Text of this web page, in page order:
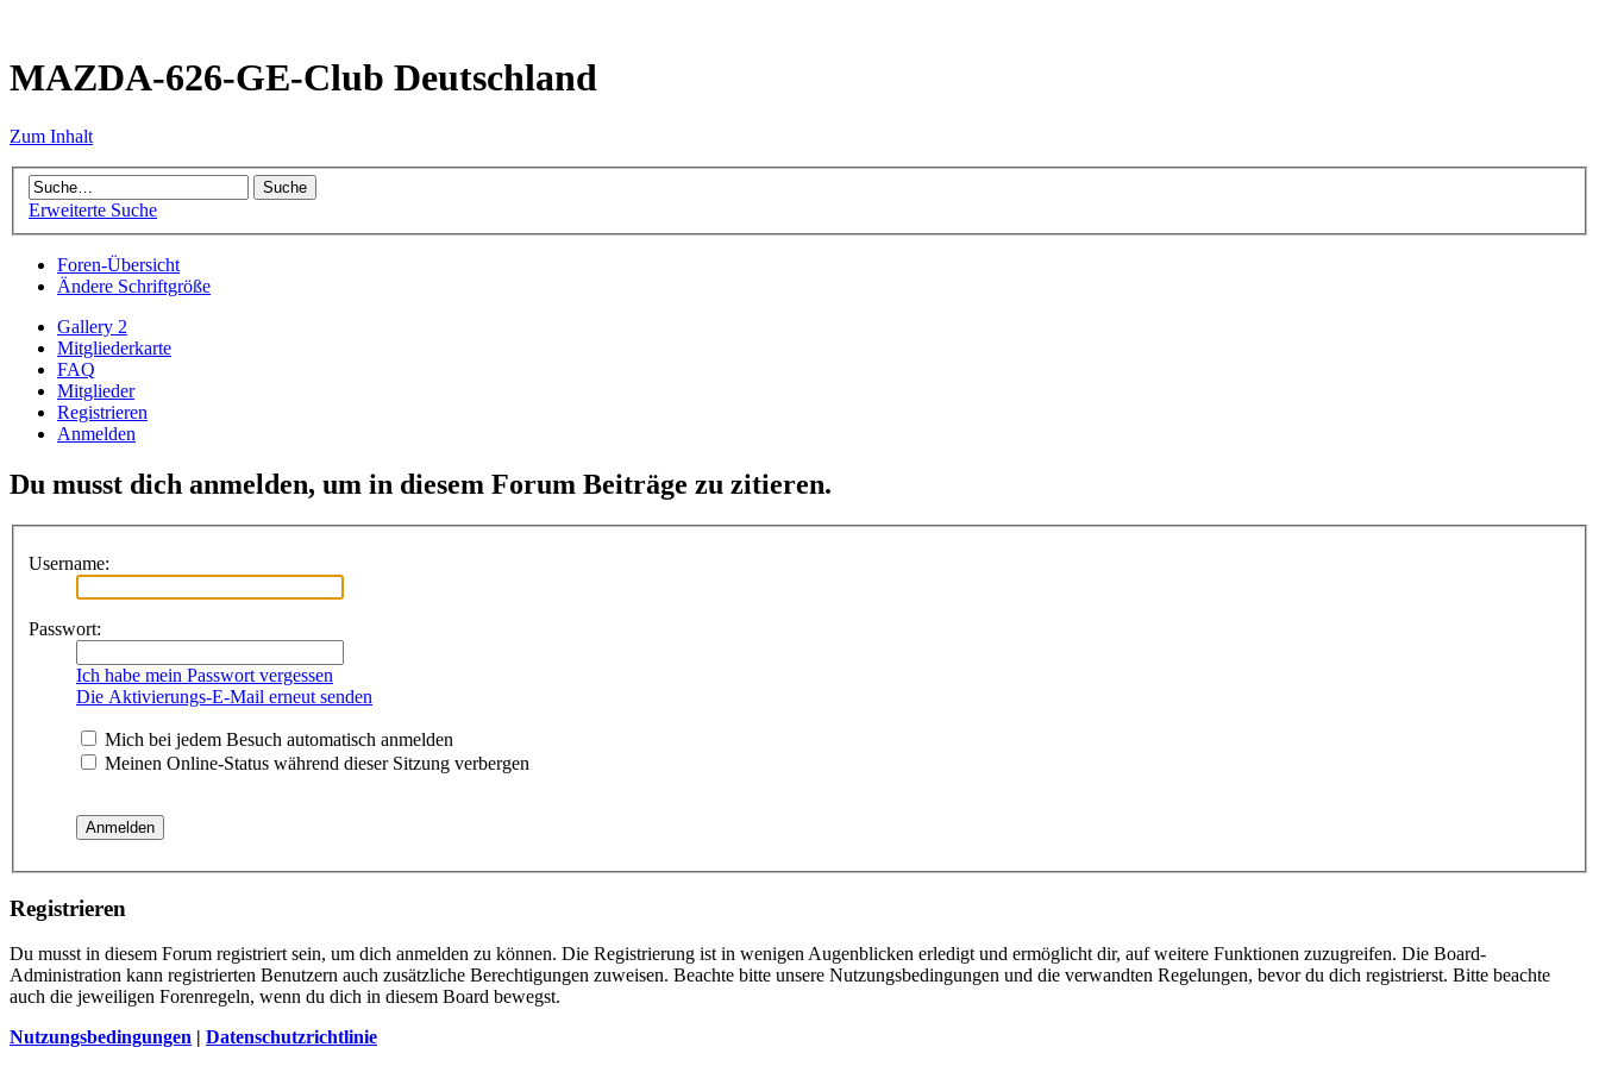
MAZDA-626-GE-Club Deutschland
Zum Inhalt
Erweiterte Suche
Foren-Übersicht
Ändere Schriftgröße
Gallery 2
Mitgliederkarte
FAQ
Mitglieder
Registrieren
Anmelden
Du musst dich anmelden, um in diesem Forum Beiträge zu zitieren.
Username:
Passwort:
Ich habe mein Passwort vergessen
Die Aktivierungs-E-Mail erneut senden
Mich bei jedem Besuch automatisch anmelden
Meinen Online-Status während dieser Sitzung verbergen
Registrieren
Du musst in diesem Forum registriert sein, um dich anmelden zu können. Die Registrierung ist in wenigen Augenblicken erledigt und ermöglicht dir, auf weitere Funktionen zuzugreifen. Die Board-
Administration kann registrierten Benutzern auch zusätzliche Berechtigungen zuweisen. Beachte bitte unsere Nutzungsbedingungen und die verwandten Regelungen, bevor du dich registrierst. Bitte beachte
auch die jeweiligen Forenregeln, wenn du dich in diesem Board bewegst.
Nutzungsbedingungen | Datenschutzrichtlinie